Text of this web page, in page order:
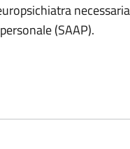
(SAAP).